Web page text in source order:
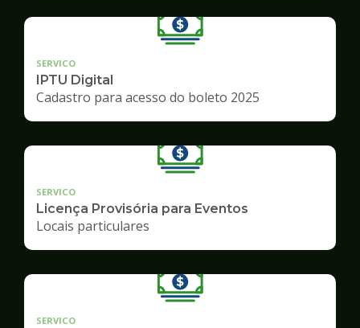
SERVICO
IPTU Digital
Cadastro para acesso do boleto 2025
SERVICO
Licença Provisória para Eventos
Locais particulares
SERVICO